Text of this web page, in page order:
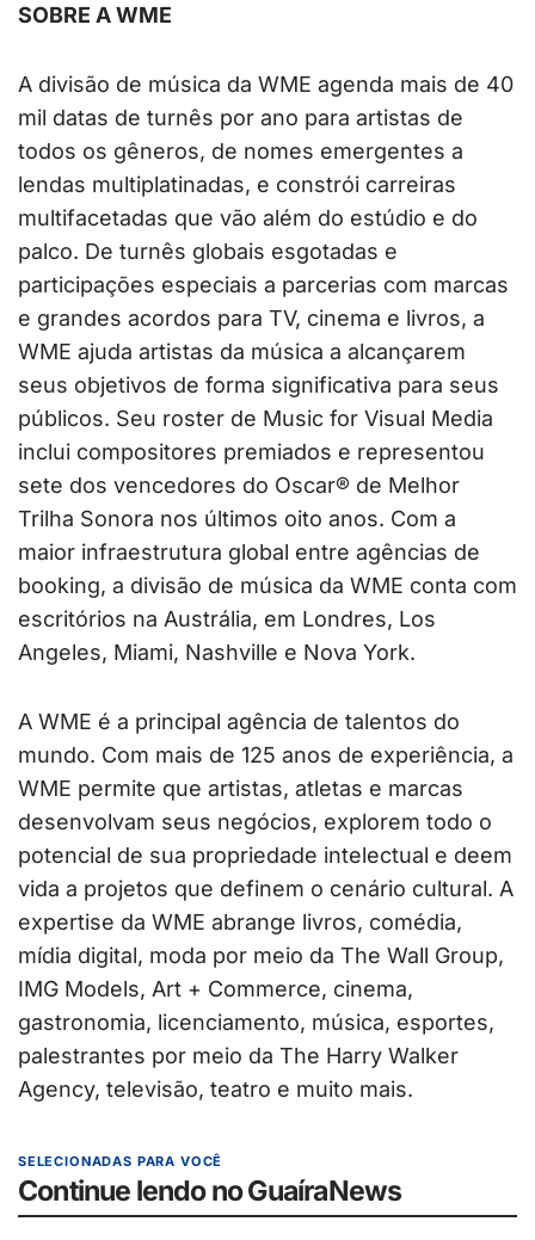
SOBRE A WME
A divisão de música da WME agenda mais de 40
mil datas de turnês por ano para artistas de
todos os gêneros, de nomes emergentes a
lendas multiplatinadas, e constrói carreiras
multifacetadas que vão além do estúdio e do
palco. De turnês globais esgotadas e
participações especiais a parcerias com marcas
e grandes acordos para TV, cinema e livros, a
WME ajuda artistas da música a alcançarem
seus objetivos de forma significativa para seus
públicos. Seu roster de Music for Visual Media
inclui compositores premiados e representou
sete dos vencedores do Oscar® de Melhor
Trilha Sonora nos últimos oito anos. Com a
maior infraestrutura global entre agências de
booking, a divisão de música da WME conta com
escritórios na Austrália, em Londres, Los
Angeles, Miami, Nashville e Nova York.
A WME é a principal agência de talentos do
mundo. Com mais de 125 anos de experiência, a
WME permite que artistas, atletas e marcas
desenvolvam seus negócios, explorem todo o
potencial de sua propriedade intelectual e deem
vida a projetos que definem o cenário cultural. A
expertise da WME abrange livros, comédia,
mídia digital, moda por meio da The Wall Group,
IMG Models, Art + Commerce, cinema,
gastronomia, licenciamento, música, esportes,
palestrantes por meio da The Harry Walker
Agency, televisão, teatro e muito mais.
SELECIONADAS PARA VOCÊ
Continue lendo no GuaíraNews